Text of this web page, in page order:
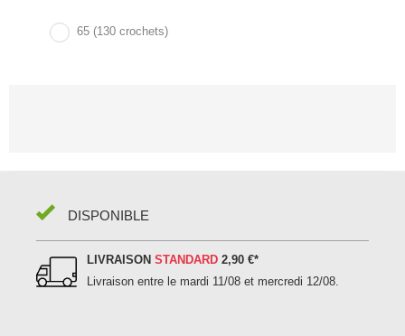
65 (130 crochets)
DISPONIBLE
LIVRAISONSTANDARD 2,90 €*
Livraison entre le mardi 11/08 et mercredi 12/08.